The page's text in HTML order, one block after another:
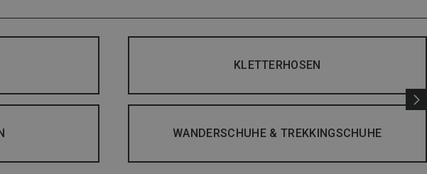
KLETTERHOSEN
WANDERSCHUHE & TREKKINGSCHUHE